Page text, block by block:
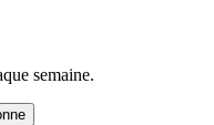
semaine.